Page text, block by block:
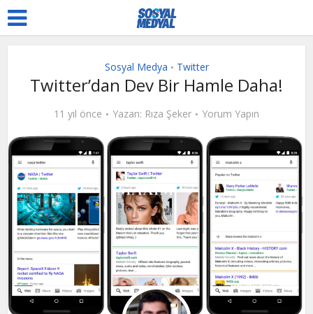
Sosyal Medya • Twitter
Twitter’dan Dev Bir Hamle Daha!
11 yıl önce Yazan: Rıza Şeker Yorum Yapın